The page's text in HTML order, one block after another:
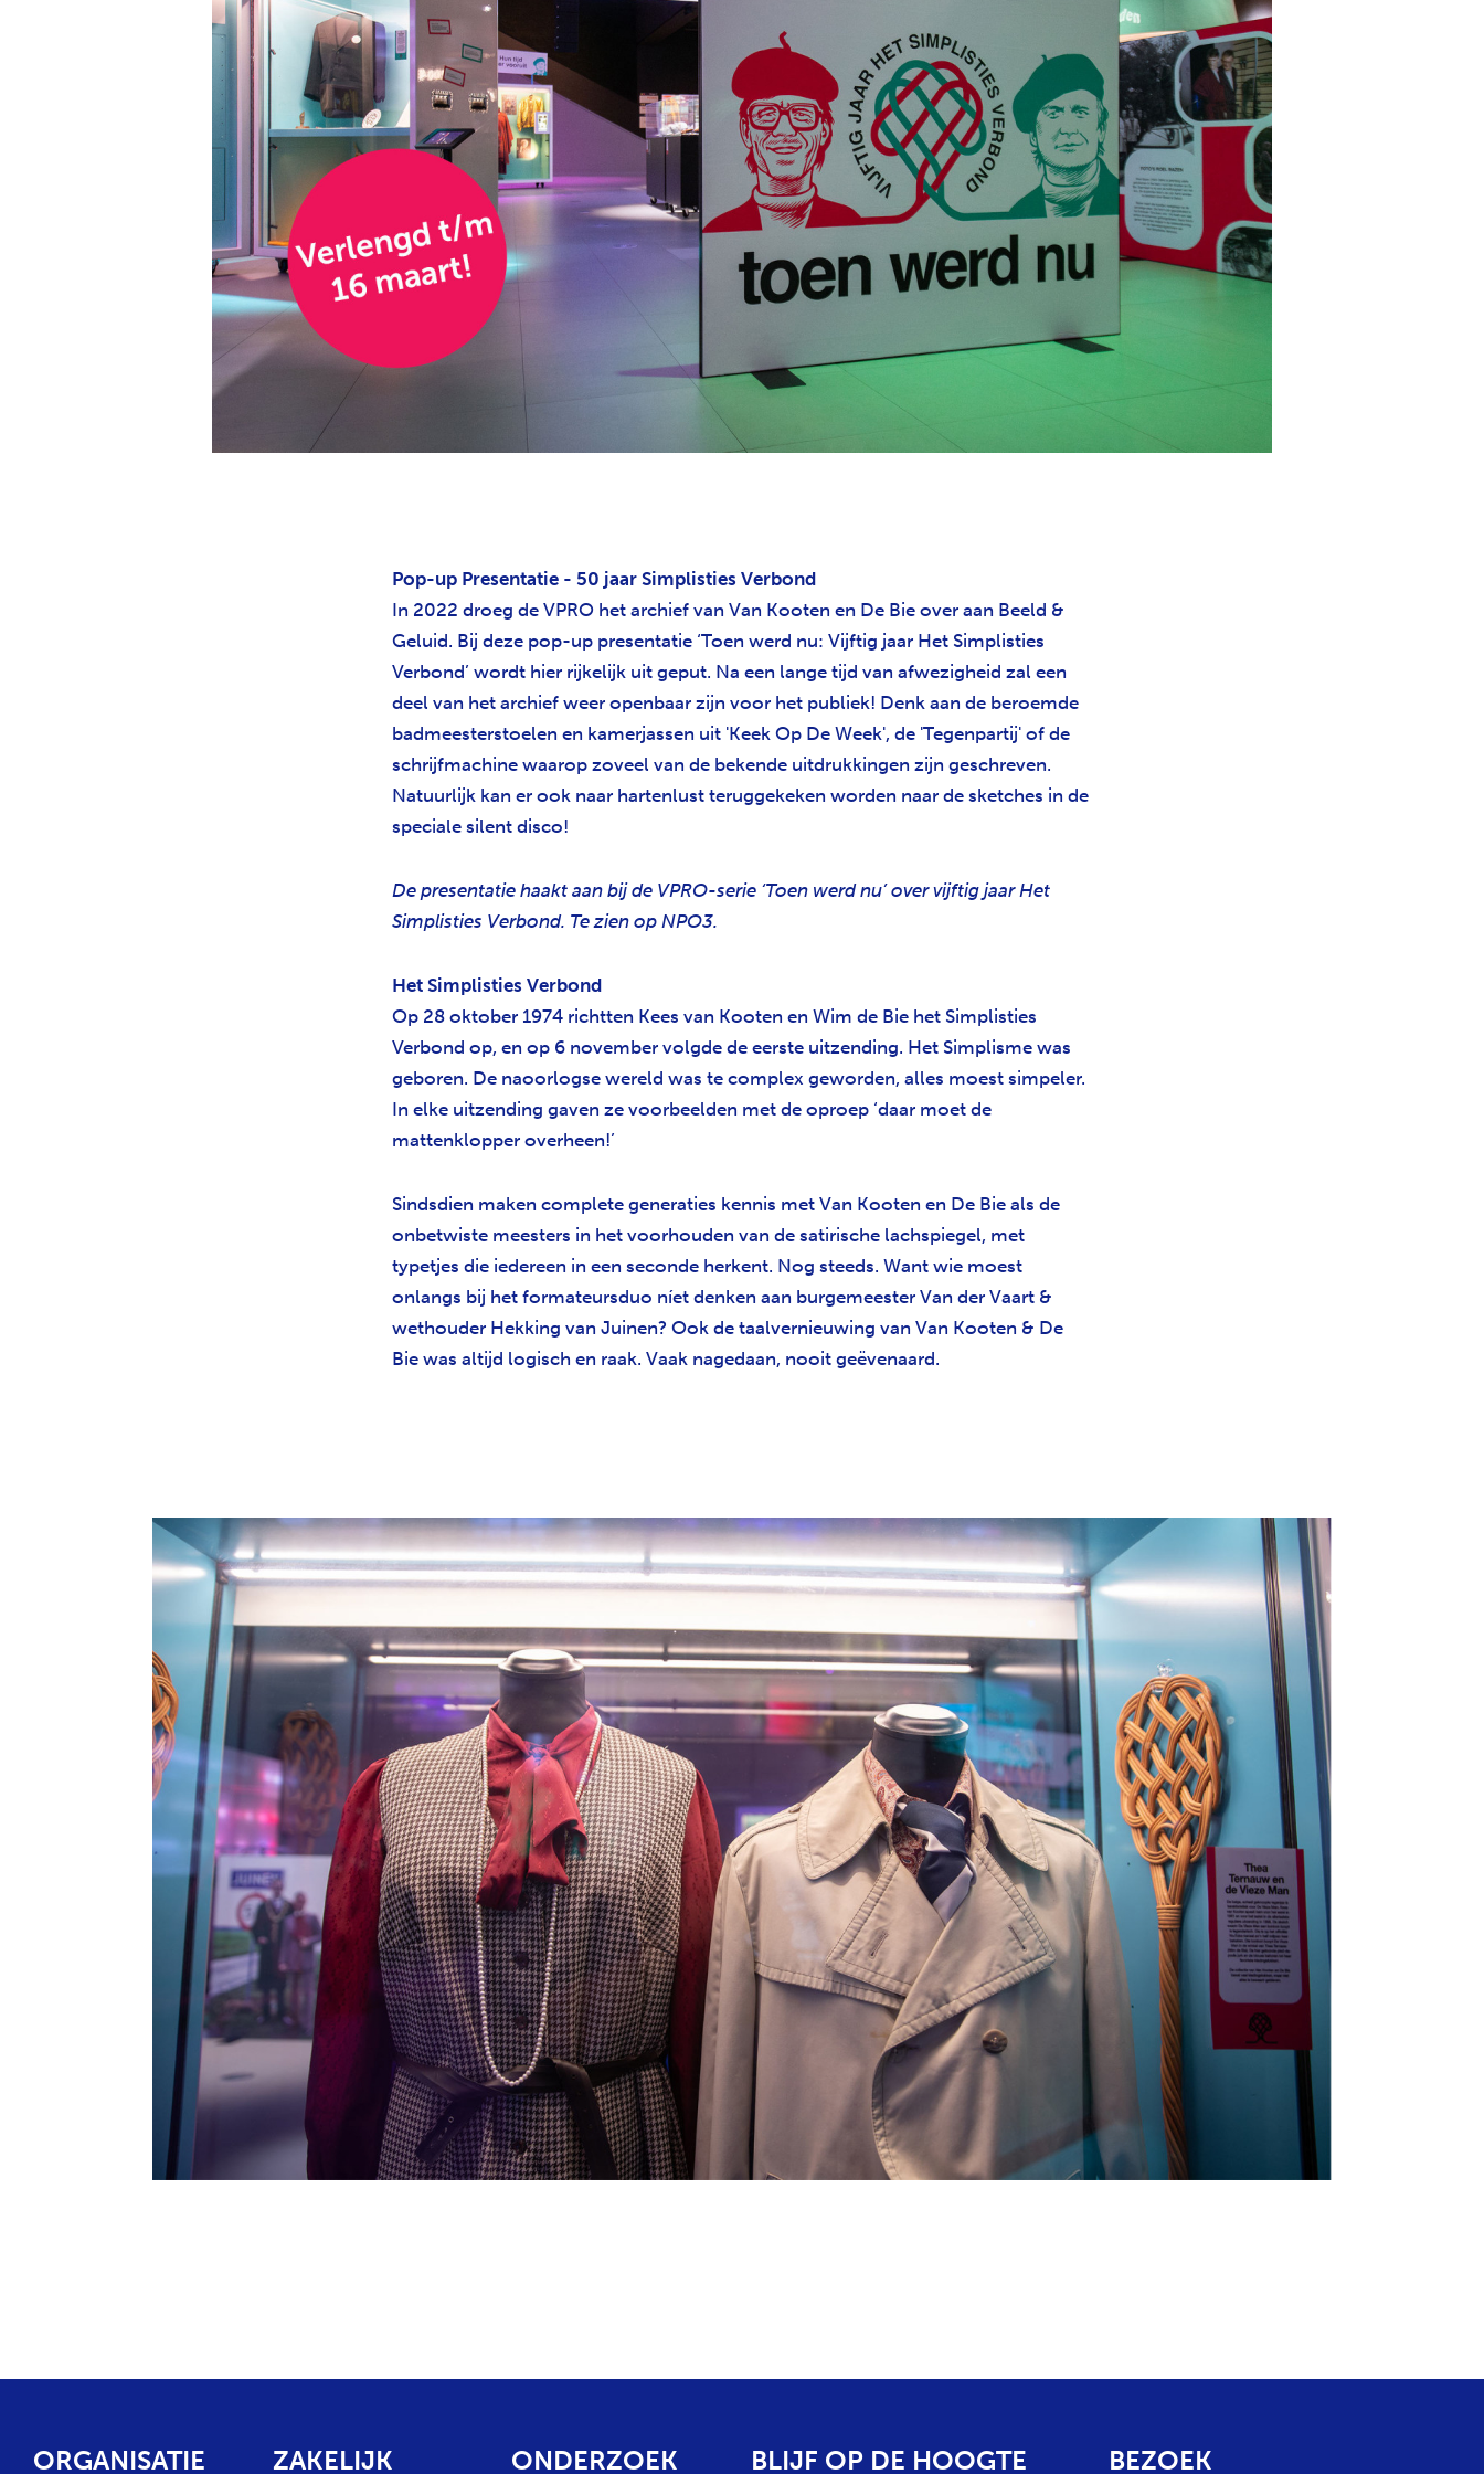
Pop-up Presentatie - 50 jaar Simplisties Verbond
In 2022 droeg de VPRO het archief van Van Kooten en De Bie over aan Beeld &
Geluid. Bij deze pop-up presentatie ‘Toen werd nu: Vijftig jaar Het Simplisties
Verbond’ wordt hier rijkelijk uit geput. Na een lange tijd van afwezigheid zal een
deel van het archief weer openbaar zijn voor het publiek! Denk aan de beroemde
badmeesterstoelen en kamerjassen uit 'Keek Op De Week', de 'Tegenpartij' of de
schrijfmachine waarop zoveel van de bekende uitdrukkingen zijn geschreven.
Natuurlijk kan er ook naar hartenlust teruggekeken worden naar de sketches in de
speciale silent disco!
De presentatie haakt aan bij de VPRO-serie ‘Toen werd nu’ over vijftig jaar Het
Simplisties Verbond. Te zien op NPO3.
Het Simplisties Verbond
Op 28 oktober 1974 richtten Kees van Kooten en Wim de Bie het Simplisties
Verbond op, en op 6 november volgde de eerste uitzending. Het Simplisme was
geboren. De naoorlogse wereld was te complex geworden, alles moest simpeler.
In elke uitzending gaven ze voorbeelden met de oproep ‘daar moet de
mattenklopper overheen!’
Sindsdien maken complete generaties kennis met Van Kooten en De Bie als de
onbetwiste meesters in het voorhouden van de satirische lachspiegel, met
typetjes die iedereen in een seconde herkent. Nog steeds. Want wie moest
onlangs bij het formateursduo níet denken aan burgemeester Van der Vaart &
wethouder Hekking van Juinen? Ook de taalvernieuwing van Van Kooten & De
Bie was altijd logisch en raak. Vaak nagedaan, nooit geëvenaard.
ORGANISATIE ZAKELIJK ONDERZOEK BLIJF OP DE HOOGTE BEZOEK